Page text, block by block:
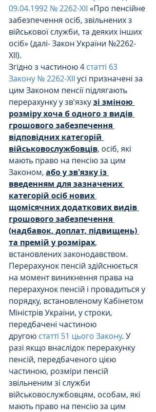
09.04.1992 № 2262-ХІІ «Про пенсійне
забезпечення осіб, звільнених з
військової служби, та деяких інших
осіб» (далі- Закон України №2262-
ХІІ).
Згідно з частиною 4 статті 63
Закону № 2262-XII усі призначені за
цим Законом пенсії підлягають
перерахунку у зв'язку зі зміною
розміру хоча б одного з видів
грошового забезпечення
відповідних категорій
військовослужбовців, осіб, які
мають право на пенсію за цим
Законом, або у зв'язку із
введенням для зазначених
категорій осіб нових
щомісячних додаткових видів
грошового забезпечення
(надбавок, доплат, підвищень)
та премій у розмірах,
встановлених законодавством.
Перерахунок пенсій здійснюється
на момент виникнення права на
перерахунок пенсій і провадиться у
порядку, встановленому Кабінетом
Міністрів України, у строки,
передбачені частиною
другою статті 51 цього Закону. У
разі якщо внаслідок перерахунку
пенсій, передбаченого цією
частиною, розміри пенсій
звільненим зі служби
військовослужбовцям, особам, які
мають право на пенсію за цим